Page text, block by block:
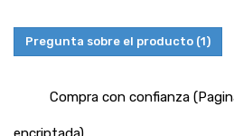
Pregunta sobre el producto (1)
Compra con confianza